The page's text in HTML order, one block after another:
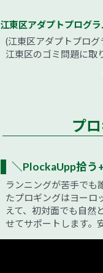
江東区アダプトプログラ
(江東区アダプトプロ
江東区のゴミ問題に取
プ
＼PlockaUpp拾う
ランニングが苦手でも
たプロギングはヨーロ
えて、初対面でも自然
せてサポートします。